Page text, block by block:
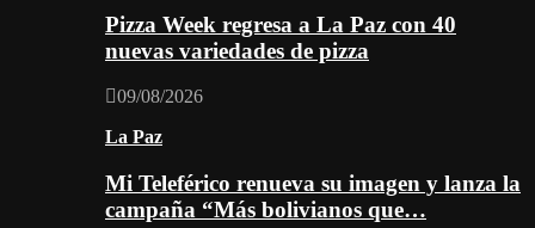
Pizza Week regresa a La Paz con 40
nuevas variedades de pizza
09/08/2026
La Paz
Mi Teleférico renueva su imagen y lanza la
campaña “Más bolivianos que…